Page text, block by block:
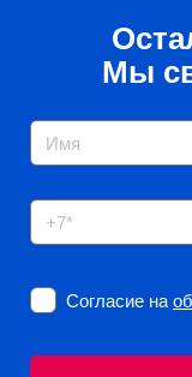
Мы
Согласие на